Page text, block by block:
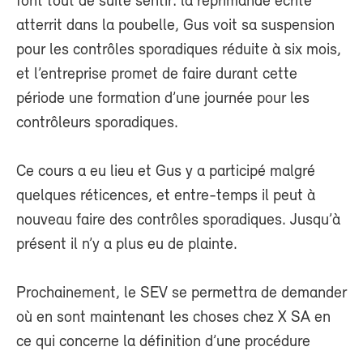
atterrit dans la poubelle, Gus voit sa suspension
pour les contrôles sporadiques réduite à six mois,
et l’entreprise promet de faire durant cette
période une formation d’une journée pour les
contrôleurs sporadiques.
Ce cours a eu lieu et Gus y a participé malgré
quelques réticences, et entre-temps il peut à
nouveau faire des contrôles sporadiques. Jusqu’à
présent il n’y a plus eu de plainte.
Prochainement, le SEV se permettra de demander
où en sont maintenant les choses chez X SA en
ce qui concerne la définition d’une procédure